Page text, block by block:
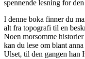
spennende lesning for
I denne boka finner du
alt fra topografi til en
Noen morsomme
kan du lese om blant
Ulset, til den gangen han